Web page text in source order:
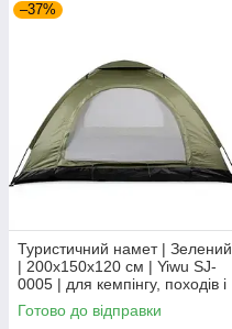
–37%
Туристичний намет | Зелений
| 200x150x120 см | Yiwu SJ-
0005 | для кемпінгу, походів і
відпочинку на природі
Готово до відправки